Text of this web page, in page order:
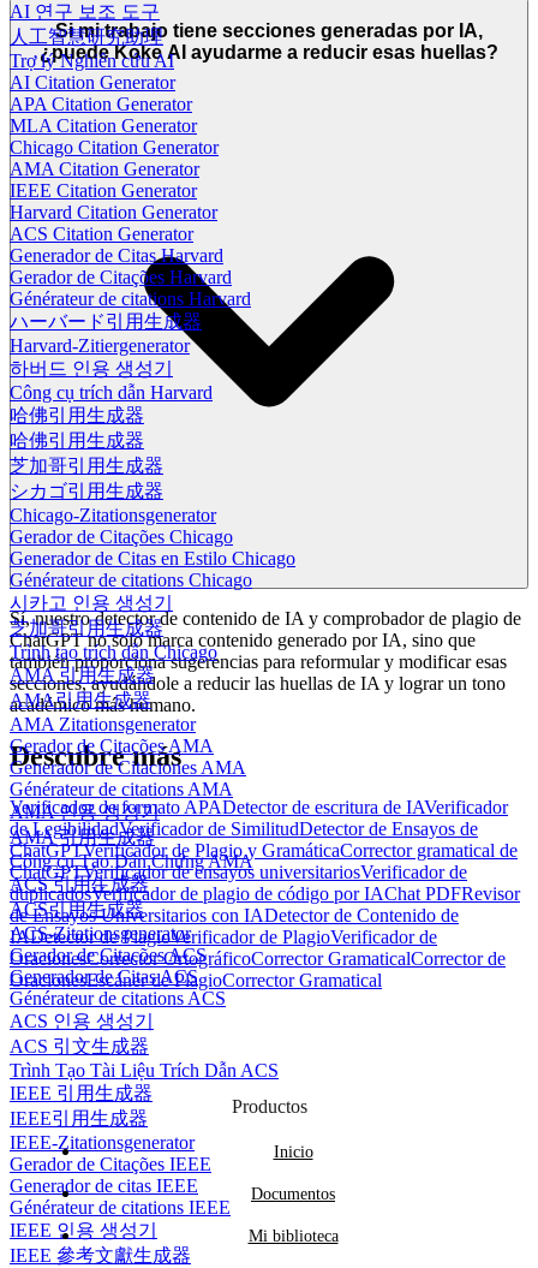
AI 연구 보조 도구
人工智慧研究助理
Trợ lý Nghiên cứu AI
AI Citation Generator
APA Citation Generator
MLA Citation Generator
Chicago Citation Generator
AMA Citation Generator
IEEE Citation Generator
Harvard Citation Generator
ACS Citation Generator
Generador de Citas Harvard
Gerador de Citações Harvard
Générateur de citations Harvard
ハーバード引用生成器
Harvard-Zitiergenerator
하버드 인용 생성기
Công cụ trích dẫn Harvard
哈佛引用生成器
哈佛引用生成器
芝加哥引用生成器
シカゴ引用生成器
Chicago-Zitationsgenerator
Gerador de Citações Chicago
Generador de Citas en Estilo Chicago
Générateur de citations Chicago
시카고 인용 생성기
芝加哥引用生成器
Trình tạo trích dẫn Chicago
AMA 引用生成器
AMA引用生成器
AMA Zitationsgenerator
Gerador de Citações AMA
Generador de Citaciones AMA
Générateur de citations AMA
AMA 인용 생성기
AMA 引用生成器
Công cụ Tạo Dẫn Chứng AMA
ACS 引用生成器
ACS引用生成器
ACS-Zitationsgenerator
Gerador de Citações ACS
Generador de Citas ACS
Générateur de citations ACS
ACS 인용 생성기
ACS 引文生成器
Trình Tạo Tài Liệu Trích Dẫn ACS
IEEE 引用生成器
IEEE引用生成器
IEEE-Zitationsgenerator
Gerador de Citações IEEE
Generador de citas IEEE
Générateur de citations IEEE
IEEE 인용 생성기
IEEE 參考文獻生成器
Si mi trabajo tiene secciones generadas por IA,
¿puede Koke AI ayudarme a reducir esas huellas?
Sí, nuestro detector de contenido de IA y comprobador de plagio de
ChatGPT no solo marca contenido generado por IA, sino que
también proporciona sugerencias para reformular y modificar esas
secciones, ayudándole a reducir las huellas de IA y lograr un tono
académico más humano.
Descubre más
Verificador de formato APADetector de escritura de IAVerificador
de LegibilidadVerificador de SimilitudDetector de Ensayos de
ChatGPTVerificador de Plagio y GramáticaCorrector gramatical de
ChatGPTVerificador de ensayos universitariosVerificador de
duplicadosVerificador de plagio de código por IAChat PDFRevisor
de Ensayos Universitarios con IADetector de Contenido de
IADetector de PlagioVerificador de PlagioVerificador de
OracionesCorrector OrtográficoCorrector GramaticalCorrector de
OracionesEscáner de PlagioCorrector Gramatical
Productos
Inicio
Documentos
Mi biblioteca